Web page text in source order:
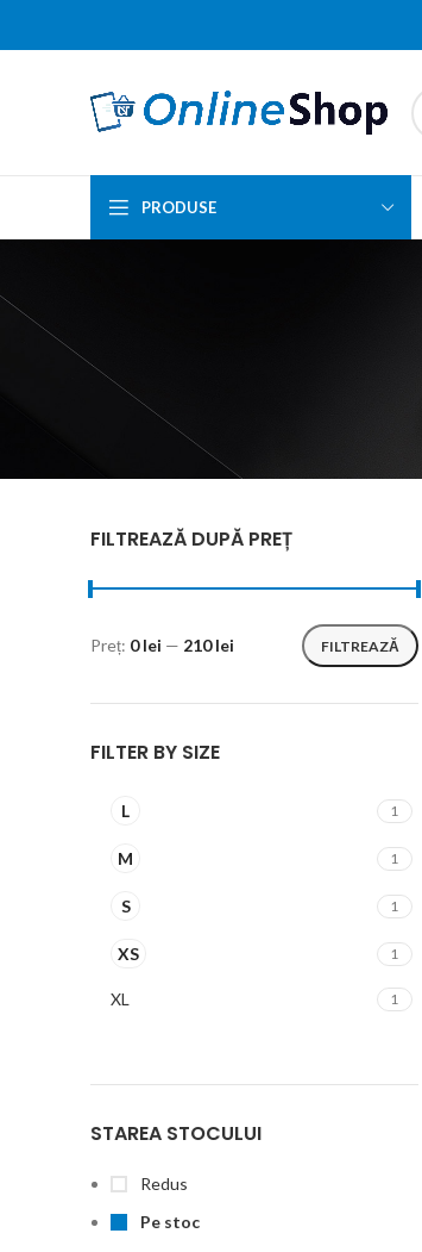
PRODUSE
FILTREAZĂ DUPĂ PREȚ
FILTREAZĂ
Preț: 0 lei — 210 lei
FILTER BY SIZE
L 1
M 1
S 1
XS 1
XL 1
STAREA STOCULUI
Redus
Pe stoc